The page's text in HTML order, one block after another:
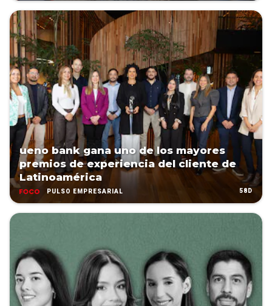
ueno bank gana uno de los mayores
premios de experiencia del cliente de
Latinoamérica
PULSO EMPRESARIAL 58D